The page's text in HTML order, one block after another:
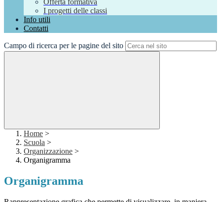
Offerta formativa
I progetti delle classi
Info utili
Contatti
Campo di ricerca per le pagine del sito
Home >
Scuola >
Organizzazione >
Organigramma
Organigramma